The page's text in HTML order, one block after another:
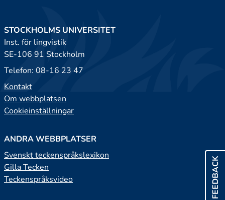
FEEDBACK
STOCKHOLMS UNIVERSITET
Inst. för lingvistik
SE-106 91 Stockholm
Telefon: 08-16 23 47
Kontakt
Om webbplatsen
Cookieinställningar
ANDRA WEBBPLATSER
Svenskt teckenspråkslexikon
Gilla Tecken
Teckenspråksvideo